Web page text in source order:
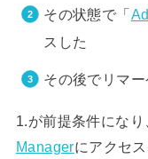
その状態で「
スした
その後でリマ
1.が前提条件にな
Managerにアクセ